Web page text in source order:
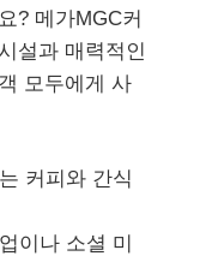
? 메가MGC커
설과 매력적인
모두에게 사
커피와 간식
이나 소셜 미